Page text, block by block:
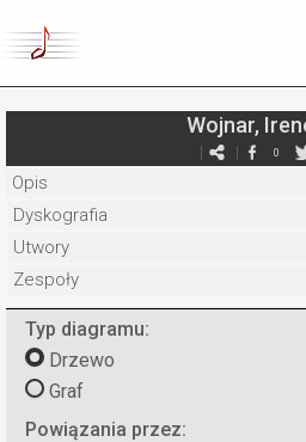
Wojnar,
0
Opis
Dyskografia
Utwory
Zespoły
Typ diagramu:
Drzewo
Graf
Powiązania przez: